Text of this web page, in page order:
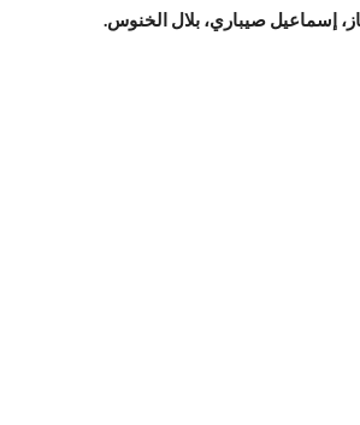
إسماعيل صيباري، بلال الخنوس.